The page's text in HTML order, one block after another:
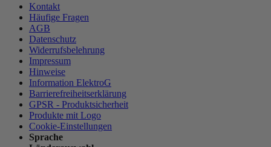
Kontakt
Häufige Fragen
AGB
Datenschutz
Widerrufsbelehrung
Impressum
Hinweise
Information ElektroG
Barrierefreiheitserklärung
GPSR - Produktsicherheit
Produkte mit Logo
Cookie-Einstellungen
Sprache